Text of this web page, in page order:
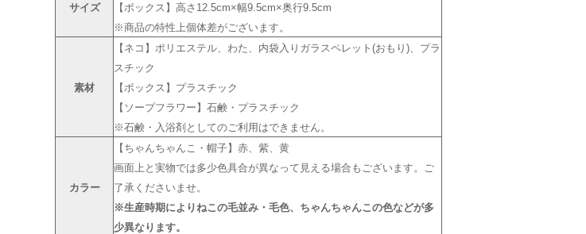
サイズ
【ボックス】高さ12.5cm×幅9.5cm×奥行9.5cm
※商品の特性上個体差がございます。
素材
【ネコ】ポリエステル、わた、内袋入りガラスペレット(おもり)、プラ
スチック
【ボックス】プラスチック
【ソープフラワー】石鹸・プラスチック
※石鹸・入浴剤としてのご利用はできません。
カラー
【ちゃんちゃんこ・帽子】赤、紫、黄
画面上と実物では多少色具合が異なって見える場合もございます。ご
了承くださいませ。
※生産時期によりねこの毛並み・毛色、ちゃんちゃんこの色などが多
少異なります。